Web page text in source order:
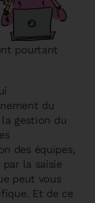
pourtant
du
gestion du
des équipes,
la saisie
peut vous
Et de ce